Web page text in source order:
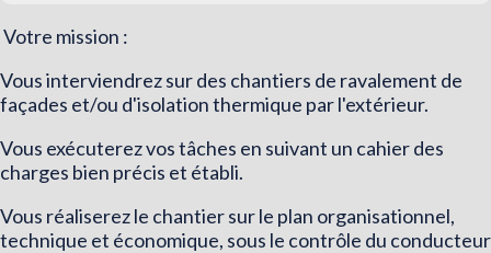
Votre mission :
Vous interviendrez sur des chantiers de ravalement de
façades et/ou d'isolation thermique par l'extérieur.
Vous exécuterez vos tâches en suivant un cahier des
charges bien précis et établi.
Vous réaliserez le chantier sur le plan organisationnel,
technique et économique, sous le contrôle du conducteur